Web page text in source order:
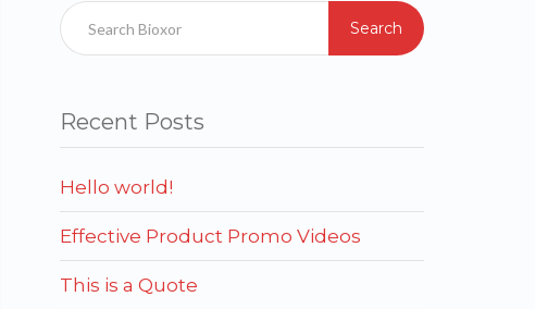
Search
Recent Posts
Hello world!
Effective Product Promo Videos
This is a Quote